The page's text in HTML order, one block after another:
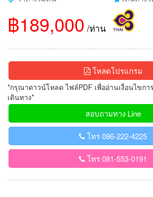
฿189,000 /ท่าน
โหลดโปรแกรม
*กรุณาดาวน์โหลด ไฟล์PDF เพื่ออ่านเงื่อนไขกา
เดินทาง*
สอบถามทาง Line
โทร 086-222-4225
โทร 081-553-0191